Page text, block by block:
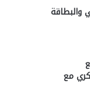
والبطاقة
مع